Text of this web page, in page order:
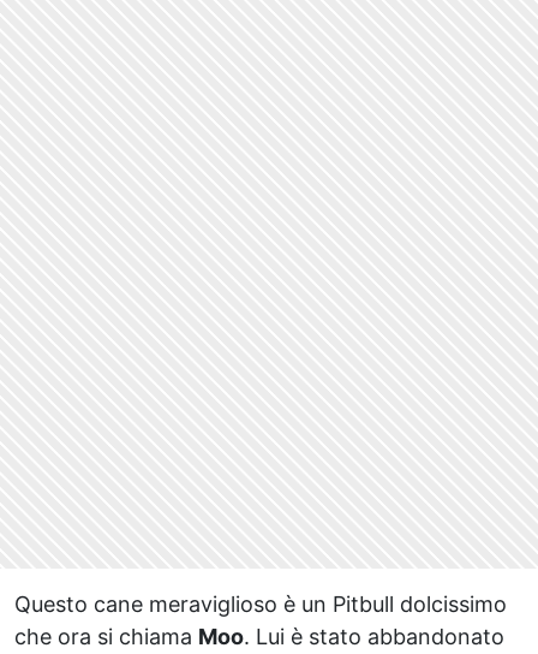
Questo cane meraviglioso è un Pitbull dolcissimo
che ora si chiama Moo. Lui è stato abbandonato